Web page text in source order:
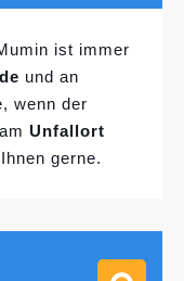
ist immer
und an
wenn der
Unfallort
gerne.